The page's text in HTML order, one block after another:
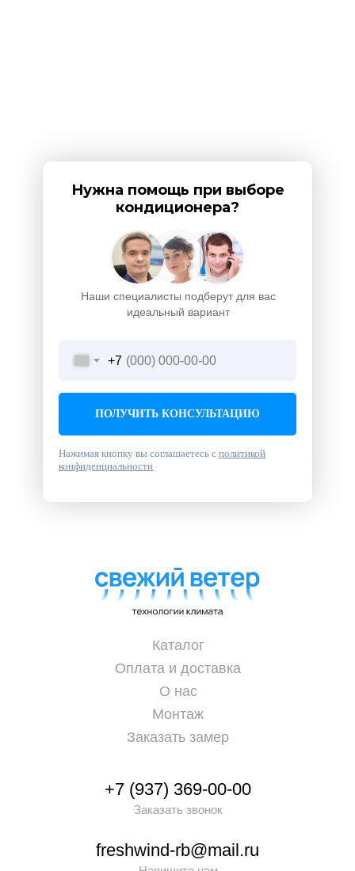
Наши специалисты подберут для вас
идеальный вариант
Нужна помощь при выборе
кондиционера?
+7
ПОЛУЧИТЬ КОНСУЛЬТАЦИЮ
Нажимая кнопку вы соглашаетесь с политикой
конфиденциальности
+7 (937) 369-00-00
Заказать звонок
freshwind-rb@mail.ru
Каталог
Оплата и доставка
О нас
Монтаж
Заказать замер